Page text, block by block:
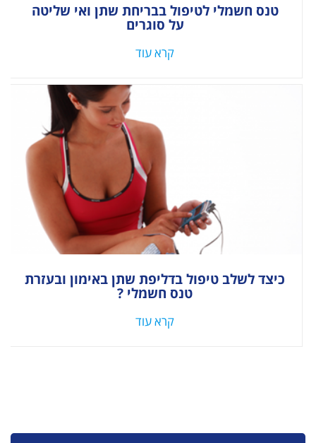
טנס חשמלי לטיפול בבריחת שתן ואי שליטה
על סוגרים
קרא עוד
כיצד לשלב טיפול בדליפת שתן באימון ובעזרת
טנס חשמלי ?
קרא עוד